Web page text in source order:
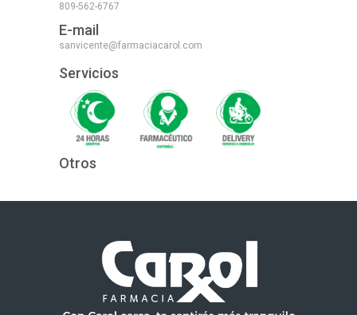
809-562-6767
E-mail
sanvicente@farmaciacarol.com
Servicios
Otros